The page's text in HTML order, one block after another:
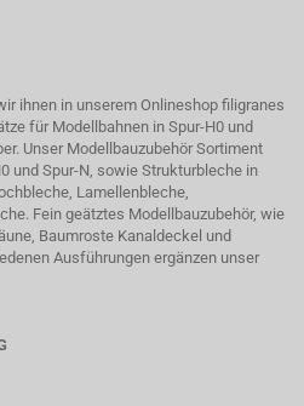
ihnen in unserem Onlineshop filigranes
für Modellbahnen in Spur-H0 und
Unser Modellbauzubehör Sortiment
und Spur-N, sowie Strukturbleche in
Lamellenbleche,
Fein geätztes Modellbauzubehör, wie
Baumroste Kanaldeckel und
Ausführungen ergänzen unser